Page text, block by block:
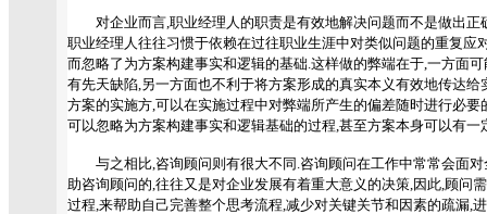
对企业而言,职业经理人的职责是有效地解决问题而不是做出正
职业经理人往往习惯于依赖在过往职业生涯中对类似问题的重复应
而忽略了为方案构建事实和逻辑的基础.这样做的弊端在于,一方面
有先天缺陷,另一方面也不利于将方案形成的真实本义有效地传达
方案的实施方,可以在实施过程中对弊端所产生的偏差随时进行必
可以忽略为方案构建事实和逻辑基础的过程,甚至方案本身可以有一
与之相比,咨询顾问则有很大不同.咨询顾问在工作中常常会面对
助咨询顾问的,往往又是对企业发展有着重大意义的决策,因此,顾问
过程,来帮助自己完善整个思考流程,减少对关键关节和因素的疏漏,